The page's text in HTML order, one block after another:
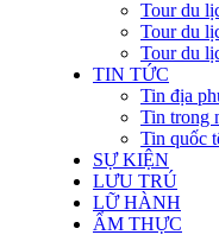
Tour du
Tour du
Tour du
TIN TỨC
Tin địa
Tin trong
Tin quốc
SỰ KIỆN
LƯU TRÚ
LỮ HÀNH
ẨM THỰC